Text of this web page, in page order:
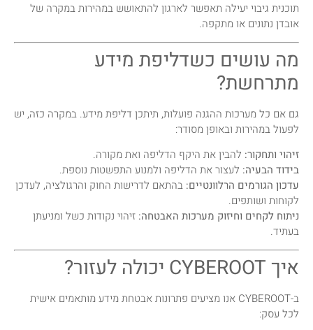
תוכנית גיבוי יעילה תאפשר לארגון להתאושש במהירות במקרה של
אובדן נתונים או מתקפה.
מה עושים כשדליפת מידע
מתרחשת?
גם אם כל מערכות ההגנה פועלות, תיתכן דליפת מידע. במקרה כזה, יש
לפעול במהירות ובאופן מסודר:
זיהוי ותחקור: להבין את היקף הדליפה ואת מקורה.
בידוד הבעיה: לעצור את הדליפה ולמנוע התפשטות נוספת.
עדכון הגורמים הרלוונטיים: בהתאם לדרישות החוק והרגולציה, לעדכן
לקוחות ושותפים.
ניתוח לקחים וחיזוק מערכות האבטחה: זיהוי נקודות כשל ומניעתן
בעתיד.
איך CYBEROOT יכולה לעזור?
ב-CYBEROOT אנו מציעים פתרונות אבטחת מידע מותאמים אישית
לכל עסק: